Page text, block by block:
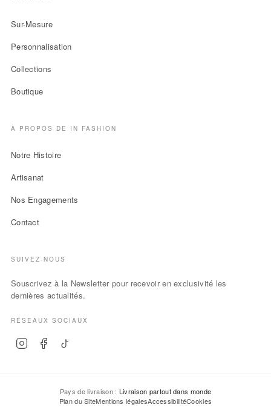
Sur-Mesure
Personnalisation
Collections
Boutique
À PROPOS DE IN FASHION
Notre Histoire
Artisanat
Nos Engagements
Contact
SUIVEZ-NOUS
Souscrivez à la Newsletter pour recevoir en exclusivité les
dernières actualités.
RÉSEAUX SOCIAUX
Pays de livraison : Livraison partout dans monde
Plan du SiteMentions légalesAccessibilitéCookies